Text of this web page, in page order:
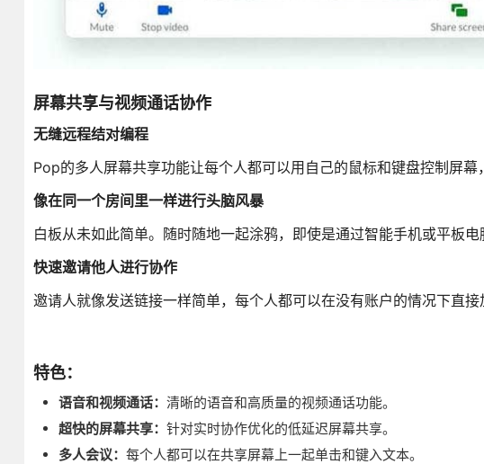
屏幕共享与视频通话协作
无缝远程结对编程
Pop的多人屏幕共享功能让每个人都可以用自己的鼠标和键盘控制屏幕
像在同一个房间里一样进行头脑风暴
白板从未如此简单。随时随地一起涂鸦，即使是通过智能手机或平板
快速邀请他人进行协作
邀请人就像发送链接一样简单，每个人都可以在没有账户的情况下直接
特色：
语音和视频通话： 清晰的语音和高质量的视频通话功能。
超快的屏幕共享： 针对实时协作优化的低延迟屏幕共享。
多人会议： 每个人都可以在共享屏幕上一起单击和键入文本。